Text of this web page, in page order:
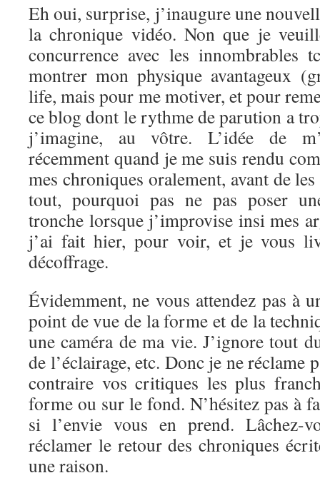
Eh oui, surprise, j’inaugure une
la chronique vidéo. Non que je
concurrence avec les innombrables
montrer mon physique avantageux
life, mais pour me motiver, et pour
ce blog dont le rythme de parution a
j’imagine, au vôtre. L’idée de
récemment quand je me suis rendu
mes chroniques oralement, avant de
tout, pourquoi pas ne pas poser
tronche lorsque j’improvise insi mes
j’ai fait hier, pour voir, et je vous
décoffrage.
Évidemment, ne vous attendez pas à
point de vue de la forme et de la
une caméra de ma vie. J’ignore tout
de l’éclairage, etc. Donc je ne réclame
contraire vos critiques les plus
forme ou sur le fond. N’hésitez pas à
si l’envie vous en prend. Lâchez-
réclamer le retour des chroniques
une raison.